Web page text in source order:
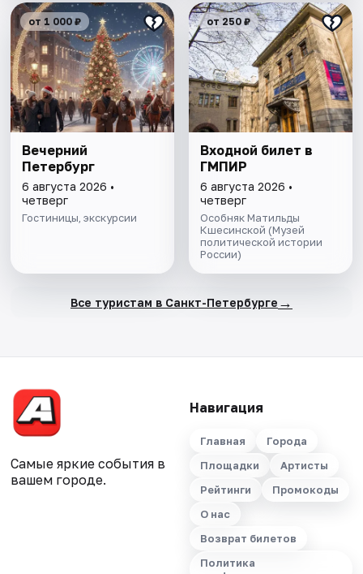
от 1 000 ₽
Вечерний
Петербург
6 августа 2026 •
четверг
Гостиницы, экскурсии
от 250 ₽
Входной билет в
ГМПИР
6 августа 2026 •
четверг
Особняк Матильды
Кшесинской (Музей
политической истории
России)
Все туристам в Санкт-Петербурге →
Самые яркие события в
вашем городе.
Навигация
Главная
Города
Площадки
Артисты
Рейтинги
Промокоды
О нас
Возврат билетов
Политика